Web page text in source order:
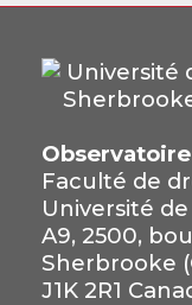
Faculté de
Université
A9, 2500,
Sherbrooke
J1K 2R1